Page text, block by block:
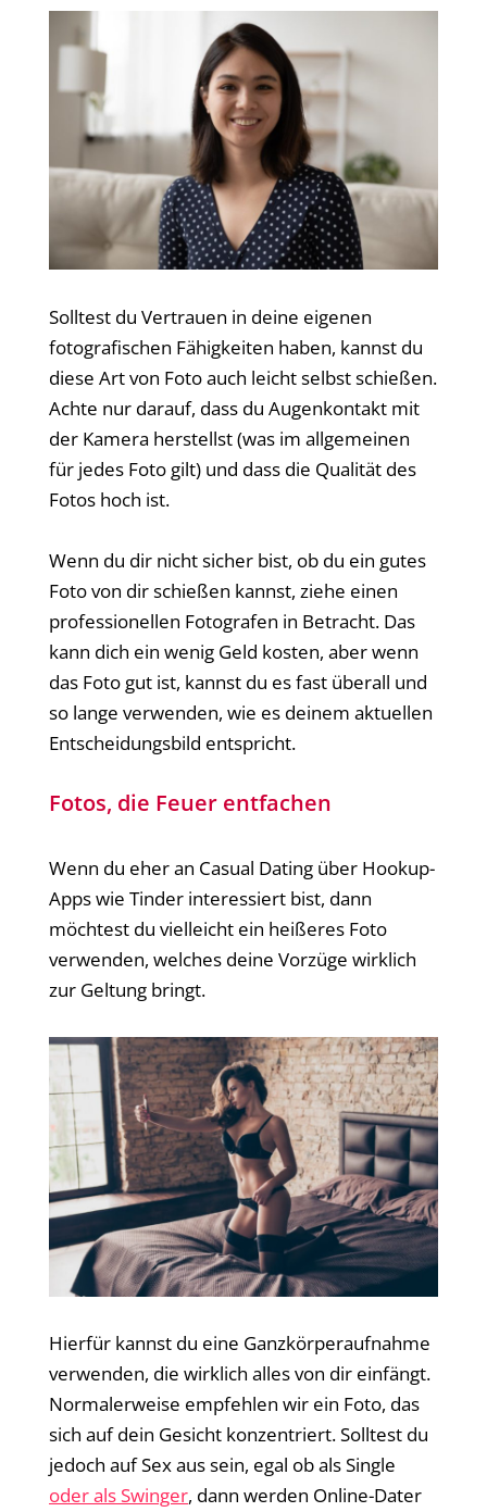
Solltest du Vertrauen in deine eigenen
fotografischen Fähigkeiten haben, kannst du
diese Art von Foto auch leicht selbst schießen.
Achte nur darauf, dass du Augenkontakt mit
der Kamera herstellst (was im allgemeinen
für jedes Foto gilt) und dass die Qualität des
Fotos hoch ist.
Wenn du dir nicht sicher bist, ob du ein gutes
Foto von dir schießen kannst, ziehe einen
professionellen Fotografen in Betracht. Das
kann dich ein wenig Geld kosten, aber wenn
das Foto gut ist, kannst du es fast überall und
so lange verwenden, wie es deinem aktuellen
Entscheidungsbild entspricht.
Fotos, die Feuer entfachen
Wenn du eher an Casual Dating über Hookup-
Apps wie Tinder interessiert bist, dann
möchtest du vielleicht ein heißeres Foto
verwenden, welches deine Vorzüge wirklich
zur Geltung bringt.
Hierfür kannst du eine Ganzkörperaufnahme
verwenden, die wirklich alles von dir einfängt.
Normalerweise empfehlen wir ein Foto, das
sich auf dein Gesicht konzentriert. Solltest du
jedoch auf Sex aus sein, egal ob als Single
oder als Swinger, dann werden Online-Dater